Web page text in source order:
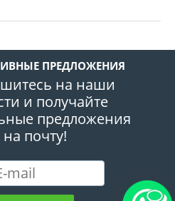
ПРЕДЛОЖЕНИЯ
на наши
и получайте
предложения
на почту!